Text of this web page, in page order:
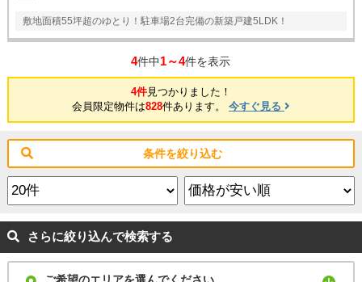
敷地面積55坪超のゆとり！駐車場2台完備の新築戸建5LDK！
4件中1～4件を表示
4件見つかりました！
会員限定物件は828件あります。 今すぐ見る
条件を絞り込む
さらに絞り込んで検索する
ご希望のエリアを選んでください